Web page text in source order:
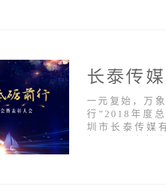
一元复始，万
行”2018年度
圳市长泰传媒